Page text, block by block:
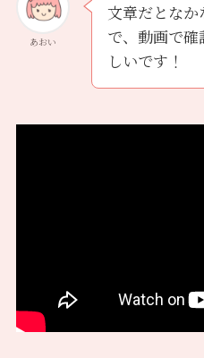
あおい
文章だとなか
で、動画で
しいです！